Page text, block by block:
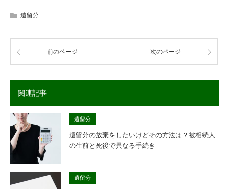
遺留分
前のページ 次のページ
関連記事
遺留分
遺留分の放棄をしたいけどその方法は？被相続人
の生前と死後で異なる手続き
遺留分